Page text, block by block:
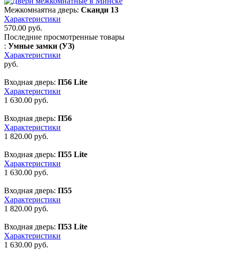
Межкомнаятна дверь: Сканди 13
Характеристики
570.00 руб.
Последние просмотренные товары
: Умные замки (УЗ)
Характеристики
руб.
Входная дверь: П56 Lite
Характеристики
1 630.00 руб.
Входная дверь: П56
Характеристики
1 820.00 руб.
Входная дверь: П55 Lite
Характеристики
1 630.00 руб.
Входная дверь: П55
Характеристики
1 820.00 руб.
Входная дверь: П53 Lite
Характеристики
1 630.00 руб.